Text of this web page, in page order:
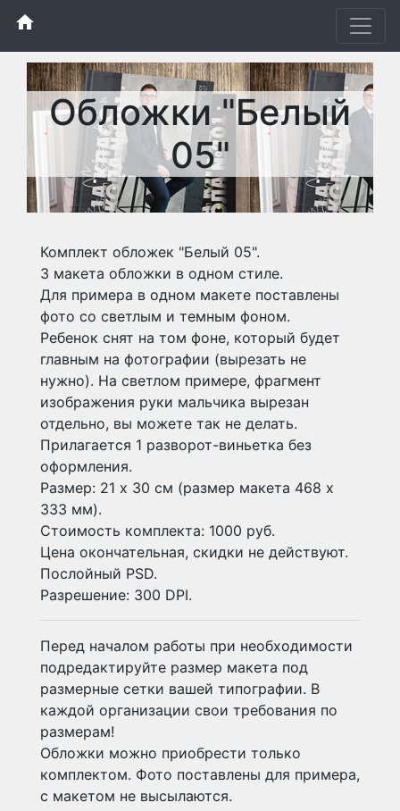
home
Обложки "Белый
05"
Комплект обложек "Белый 05".
3 макета обложки в одном стиле.
Для примера в одном макете поставлены
фото со светлым и темным фоном.
Ребенок снят на том фоне, который будет
главным на фотографии (вырезать не
нужно). На светлом примере, фрагмент
изображения руки мальчика вырезан
отдельно, вы можете так не делать.
Прилагается 1 разворот-виньетка без
оформления.
Размер: 21 х 30 см (размер макета 468 х
333 мм).
Стоимость комплекта: 1000 руб.
Цена окончательная, скидки не действуют.
Послойный PSD.
Разрешение: 300 DPI.
Перед началом работы при необходимости
подредактируйте размер макета под
размерные сетки вашей типографии. В
каждой организации свои требования по
размерам!
Обложки можно приобрести только
комплектом. Фото поставлены для примера,
с макетом не высылаются.